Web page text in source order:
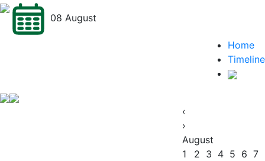
08 August
Home
Timeline
‹
›
August
1
2 3 4 5 6 7